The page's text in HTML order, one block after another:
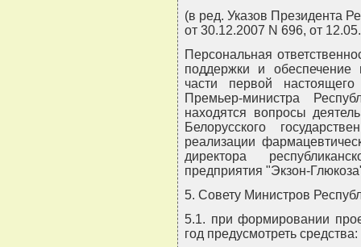
(в ред. Указов Президента
от 30.12.2007 N 696, от
Персональная
поддержки и обеспечение
части первой
Премьер-министра
находятся вопросы
Белорусского
реализации
директора
предприятия "Экзон-
5. Совету Министров
5.1. при формировании
год предусмотреть средства: